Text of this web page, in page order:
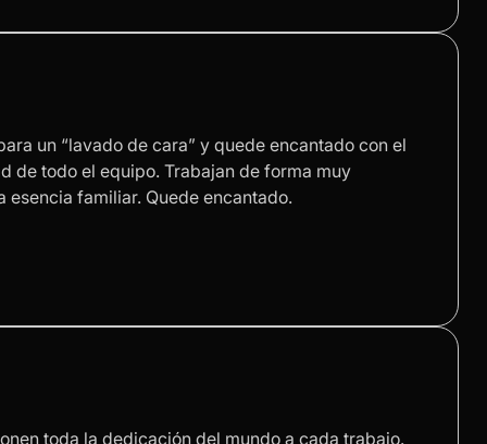
un “lavado de cara” y quede encantado con el
de todo el equipo. Trabajan de forma muy
esencia familiar. Quede encantado.
toda la dedicación del mundo a cada trabajo.